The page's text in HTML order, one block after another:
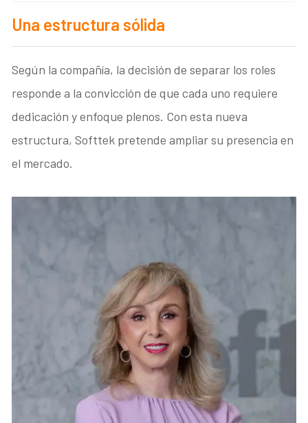
Una estructura sólida
Según la compañía, la decisión de separar los roles
responde a la convicción de que cada uno requiere
dedicación y enfoque plenos. Con esta nueva
estructura, Softtek pretende ampliar su presencia en
el mercado.